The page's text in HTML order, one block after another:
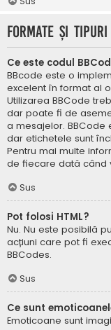
Formate și
Ce este codul
BBcode este o
excelent în format al
Utilizarea BBCode
dar poate fi de
a mesajelor. BBCode
dar etichetele sunt
Pentru mai multe
de fiecare dată când
Sus
Pot folosi HTML?
Nu. Nu este posibilă
acțiuni care pot fi
BBCodes.
Sus
Ce sunt
Emoticoane sunt